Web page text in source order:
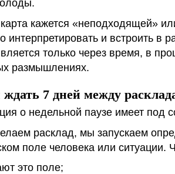
кажется «неподходящей»
интерпретировать и встроить в
только через время, в
размышлениях.
7 дней между
о недельной паузе имеет под
расклад, мы запускаем
поле человека или
это поле;